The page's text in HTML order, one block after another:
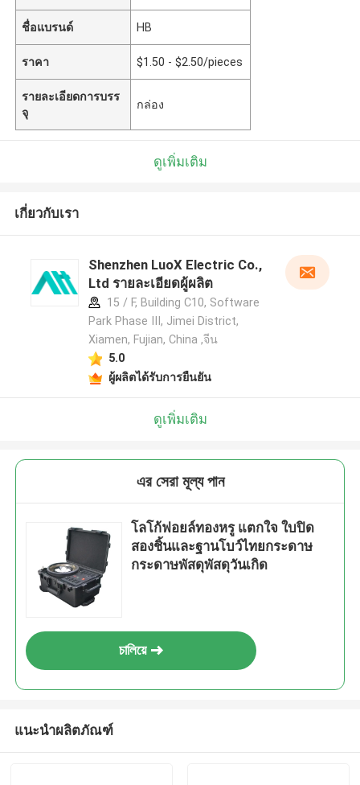
ชื่อแบรนด์ HB
ราคา $1.50 - $2.50/pieces
รายละเอียดการบรร
จุ
กล่อง
ดูเพิ่มเติม
เกี่ยวกับเรา
Shenzhen LuoX Electric Co.,
Ltd รายละเอียดผู้ผลิต
15 / F, Building C10, Software
Park Phase III, Jimei District,
Xiamen, Fujian, China ,จีน
5.0
ผู้ผลิตได้รับการยืนยัน
ดูเพิ่มเติม
এর সেরা মূল্য পান
โลโก้ฟอยล์ทองหรู แตกใจ ใบปิด
สองชิ้นและฐานโบว์ไทยกระดาษ
กระดาษพัสดุพัสดุวันเกิด
চালিয়ে
แนะนำผลิตภัณฑ์